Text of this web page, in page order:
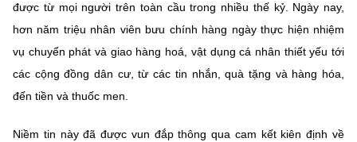
Địa chỉ: Ban Biên tập Cổng TTĐT - 18 Nguyễn Du, TP. Hà Nội
Điện thoại: 024 3936 9506
Email:stc@mst.gov.vn
©2026 Bản quyền thuộc Bộ Khoa Học và Công Nghệ
website này)
được từ mọi người trên toàn cầu trong nhiều thế kỷ. Ngày nay,
hơn năm triệu nhân viên bưu chính hàng ngày thực hiện nhiệm
vụ chuyển phát và giao hàng hoá, vật dụng cá nhân thiết yếu tới
các cộng đồng dân cư, từ các tin nhắn, quà tặng và hàng hóa,
đến tiền và thuốc men.
Niềm tin này đã được vun đắp thông qua cam kết kiên định về